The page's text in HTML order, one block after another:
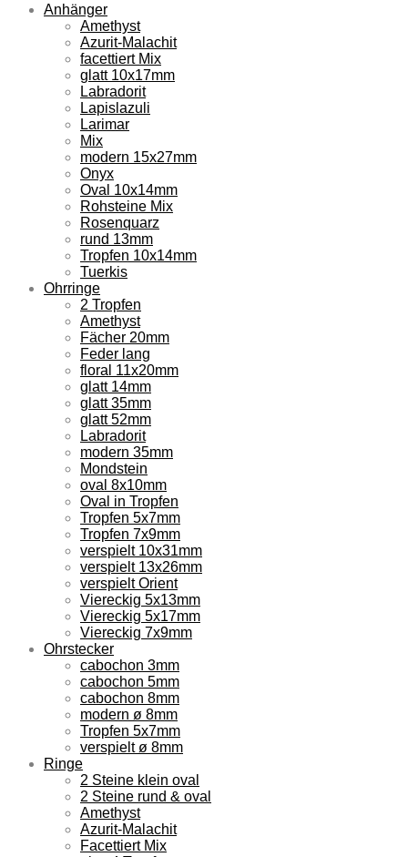
Anhänger
Amethyst
Azurit-Malachit
facettiert Mix
glatt 10x17mm
Labradorit
Lapislazuli
Larimar
Mix
modern 15x27mm
Onyx
Oval 10x14mm
Rohsteine Mix
Rosenquarz
rund 13mm
Tropfen 10x14mm
Tuerkis
Ohrringe
2 Tropfen
Amethyst
Fächer 20mm
Feder lang
floral 11x20mm
glatt 14mm
glatt 35mm
glatt 52mm
Labradorit
modern 35mm
Mondstein
oval 8x10mm
Oval in Tropfen
Tropfen 5x7mm
Tropfen 7x9mm
verspielt 10x31mm
verspielt 13x26mm
verspielt Orient
Viereckig 5x13mm
Viereckig 5x17mm
Viereckig 7x9mm
Ohrstecker
cabochon 3mm
cabochon 5mm
cabochon 8mm
modern ø 8mm
Tropfen 5x7mm
verspielt ø 8mm
Ringe
2 Steine klein oval
2 Steine rund & oval
Amethyst
Azurit-Malachit
Facettiert Mix